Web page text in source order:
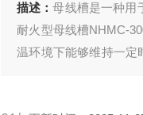
描述：母线槽是一种用
耐火型母线槽NHMC-
温环境下能够维持一定